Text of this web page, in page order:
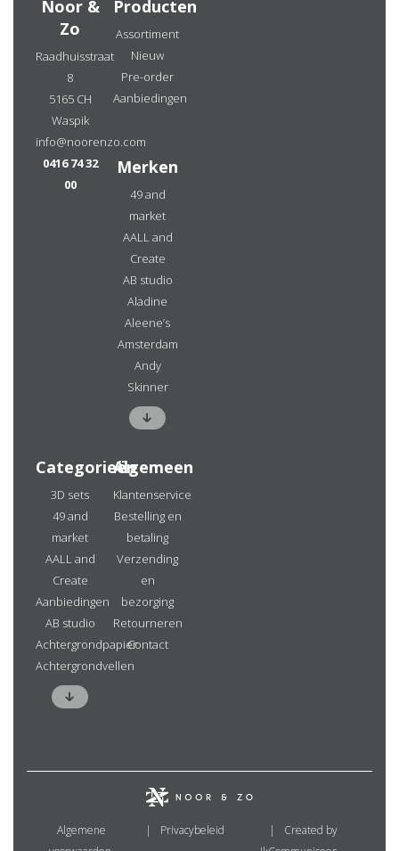
Noor &
Zo
Raadhuisstraat
8
5165 CH
Waspik
info@noorenzo.com
0416 74 32
00
Producten
Assortiment
Nieuw
Pre-order
Aanbiedingen
Merken
49 and
market
AALL and
Create
AB studio
Aladine
Aleene’s
Amsterdam
Andy
Skinner
Categorieën
3D sets
49 and
market
AALL and
Create
Aanbiedingen
AB studio
Achtergrondpapier
Achtergrondvellen
Algemeen
Klantenservice
Bestelling en
betaling
Verzending
en
bezorging
Retourneren
Contact
Algemene
Privacybeleid
Created by